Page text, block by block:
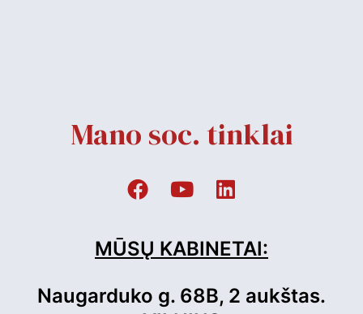
Mano soc. tinklai
MŪSŲ KABINETAI:
Naugarduko g. 68B, 2 aukštas.